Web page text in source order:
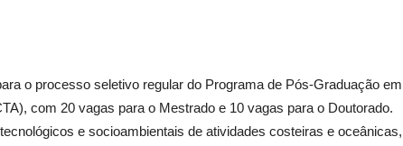
o processo seletivo regular do Programa de Pós-Graduação em
com 20 vagas para o Mestrado e 10 vagas para o Doutorado.
e socioambientais de atividades costeiras e oceânicas,